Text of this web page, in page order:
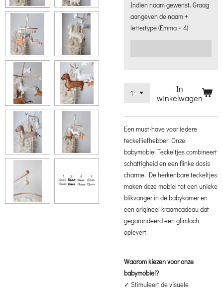
Indien naam gewenst. Graag
aangeven de naam +
lettertype (Emma + 4)
In
winkelwagen
Een must-have voor iedere
teckelliefhebber! Onze
babymobiel Teckeltjes combineert
schattigheid en een flinke dosis
charme. De herkenbare teckeltjes
maken deze mobiel tot een unieke
blikvanger in de babykamer en
een origineel kraamcadeau dat
gegarandeerd een glimlach
oplevert.
Waarom kiezen voor onze
babymobiel?
✓ Stimuleert de visuele